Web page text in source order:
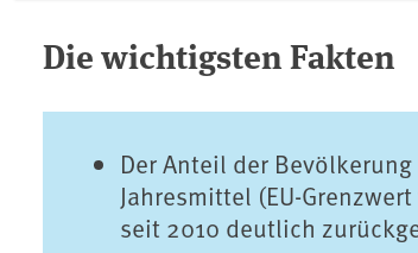
Die wichtigsten Fakten
Der Anteil der
Jahresmittel (EU-
seit 2010 deutlich